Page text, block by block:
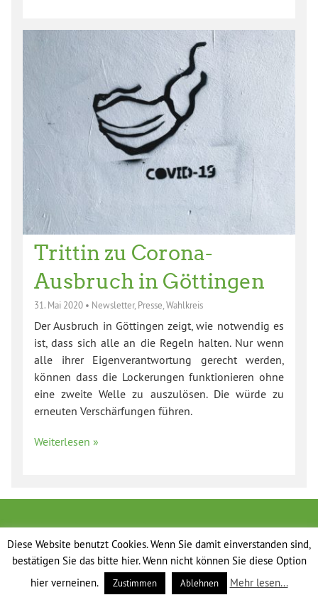
Trittin zu Corona-
Ausbruch in Göttingen
31. Mai 2020 • Newsletter, Presse Wahlkreis
Der Ausbruch in Göttingen zeigt, wie notwendig es
ist, dass sich alle an die Regeln halten. Nur wenn
alle ihrer Eigenverantwortung gerecht werden,
können dass die Lockerungen funktionieren ohne
eine zweite Welle zu auszulösen. Die würde zu
erneuten Verschärfungen führen.
Weiterlesen »
Diese Website benutzt Cookies. Wenn Sie damit einverstanden sind,
bestätigen Sie das bitte hier. Wenn nicht können Sie diese Option
hier verneinen.
Zustimmen Ablehnen Mehr lesen...